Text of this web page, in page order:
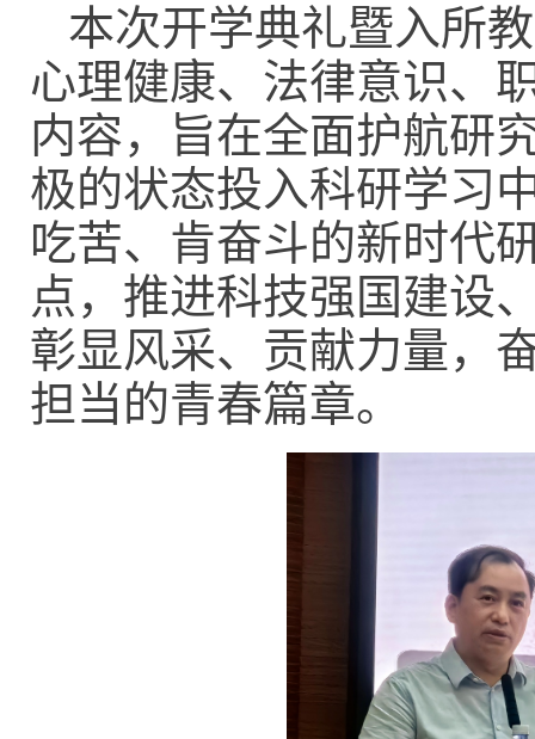
本次开学典礼暨入所
心理健康、法律意识、
内容，旨在全面护航研
极的状态投入科研学习
吃苦、肯奋斗的新时代
点，推进科技强国建设
彰显风采、贡献力量，
担当的青春篇章。